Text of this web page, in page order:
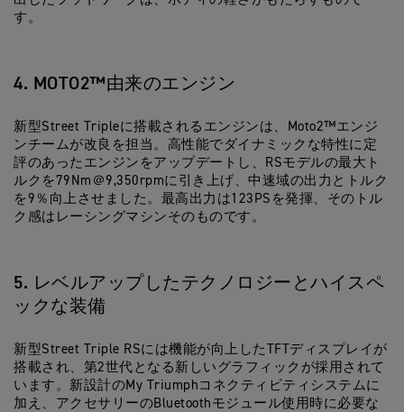
す。
4. MOTO2™由来のエンジン
新型Street Tripleに搭載されるエンジンは、Moto2™エンジ
ンチームが改良を担当。高性能でダイナミックな特性に定
評のあったエンジンをアップデートし、RSモデルの最大ト
ルクを79Nm＠9,350rpmに引き上げ、中速域の出力とトルク
を9％向上させました。最高出力は123PSを発揮、そのトル
ク感はレーシングマシンそのものです。
5. レベルアップしたテクノロジーとハイスペ
ックな装備
新型Street Triple RSには機能が向上したTFTディスプレイが
搭載され、第2世代となる新しいグラフィックが採用されて
います。新設計のMy Triumphコネクティビティシステムに
加え、アクセサリーのBluetoothモジュール使用時に必要な